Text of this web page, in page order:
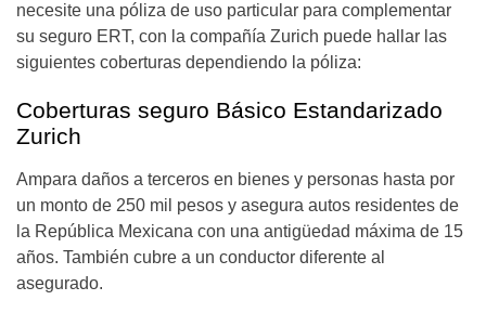
necesite una póliza de uso particular para complementar
su seguro ERT, con la compañía Zurich puede hallar las
siguientes coberturas dependiendo la póliza:
Coberturas seguro Básico Estandarizado
Zurich
Ampara daños a terceros en bienes y personas hasta por
un monto de 250 mil pesos y asegura autos residentes de
la República Mexicana con una antigüedad máxima de 15
años. También cubre a un conductor diferente al
asegurado.